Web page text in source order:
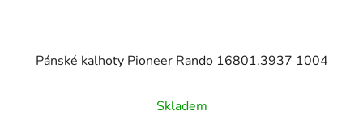
Pánské kalhoty Pioneer Rando 16801.3937 1004
Skladem